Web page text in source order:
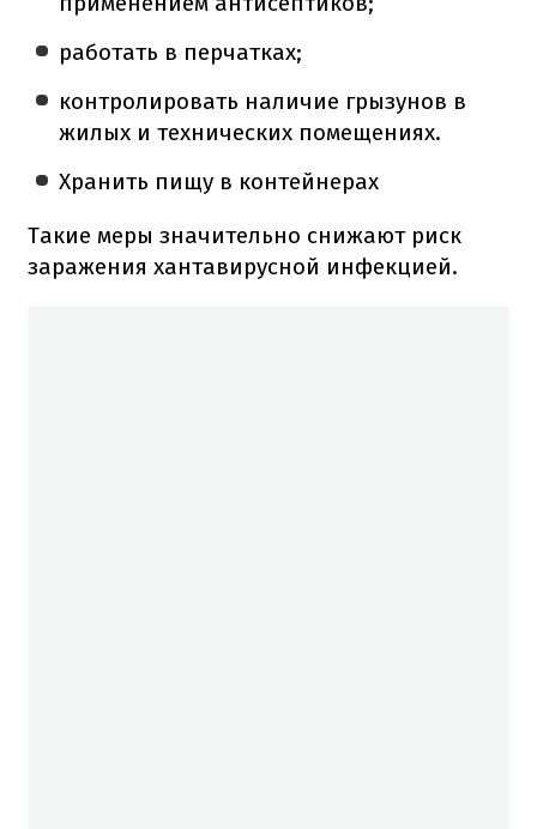
работать в перчатках;
контролировать наличие грызунов в
жилых и технических помещениях.
Хранить пищу в контейнерах
Такие меры значительно снижают риск
заражения хантавирусной инфекцией.